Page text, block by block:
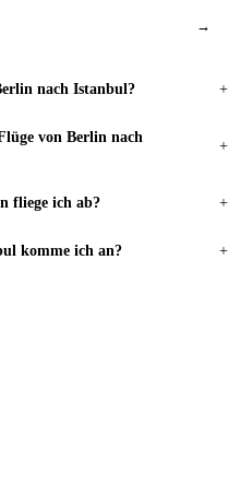
→
nach Istanbul? +
von Berlin nach
+
fliege ich ab? +
komme ich an? +